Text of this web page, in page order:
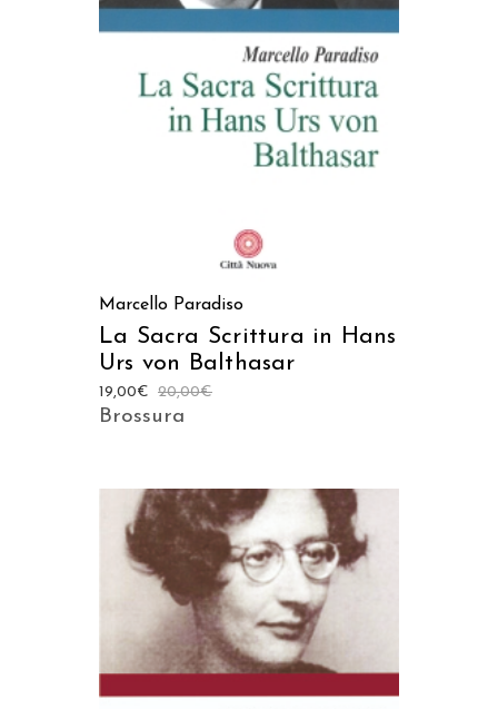
AGGIUNGI AL CARRELLO
Marcello Paradiso
La Sacra Scrittura in Hans
Urs von Balthasar
20,00€
19,00€
Brossura